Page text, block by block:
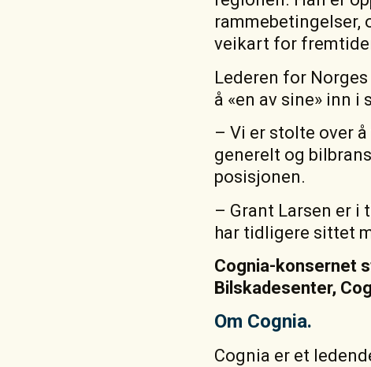
rammebetingelser,
veikart for
Lederen for
å «en av sine» inn
– Vi er stolte over
generelt og
posisjonen.
– Grant Larsen er i
har tidligere sittet
Cognia-konsernet
Bilskadesenter,
Om Cognia.
Cognia er et